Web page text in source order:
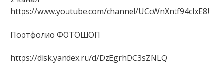
https://www.youtube.com/channel/
Портфолио ФОТОШОП
https://disk.yandex.ru/d/DzEgrhDC3sZNLQ